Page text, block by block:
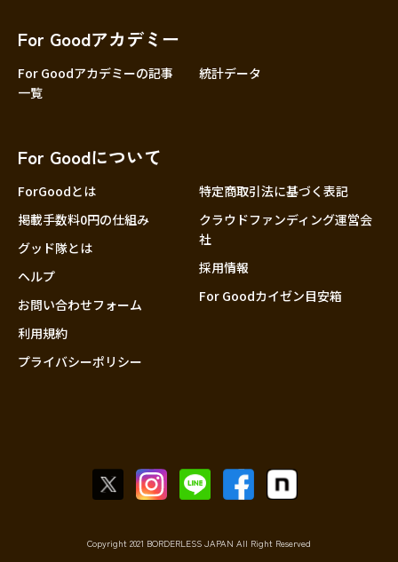
大分
For Goodアカデミー
For Goodアカデミーの記事
一覧
統計データ
For Goodについて
ForGoodとは
掲載手数料0円の仕組み
グッド隊とは
ヘルプ
お問い合わせフォーム
利用規約
プライバシーポリシー
特定商取引法に基づく表記
クラウドファンディング運営会
社
採用情報
For Goodカイゼン目安箱
Copyright 2021 BORDERLESS JAPAN All Right Reserved